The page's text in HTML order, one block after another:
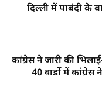
दिल्ली में पाबंदी के
कांग्रेस ने जारी की
40 वार्डो में